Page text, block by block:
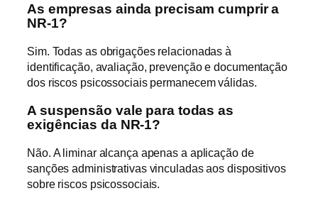
As empresas ainda precisam cumprir a
NR-1?
Sim. Todas as obrigações relacionadas à
identificação, avaliação, prevenção e documentação
dos riscos psicossociais permanecem válidas.
A suspensão vale para todas as
exigências da NR-1?
Não. A liminar alcança apenas a aplicação de
sanções administrativas vinculadas aos dispositivos
sobre riscos psicossociais.